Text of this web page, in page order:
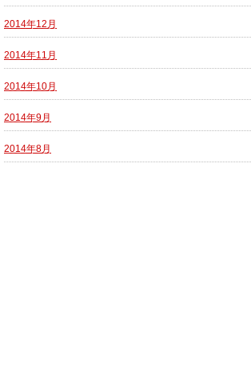
2014年12月
2014年11月
2014年10月
2014年9月
2014年8月